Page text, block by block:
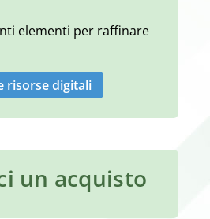
elementi per raffinare
risorse digitali
un acquisto